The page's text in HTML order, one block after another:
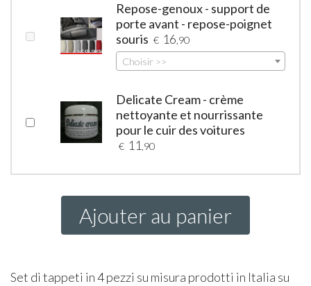
Repose-genoux - support de
porte avant - repose-poignet
souris € 16 ,90
Choisir >>
Delicate Cream - crème
nettoyante et nourrissante
pour le cuir des voitures
€ 11 ,90
Ajouter au panier
Set di tappeti in 4 pezzi su misura prodotti in Italia su